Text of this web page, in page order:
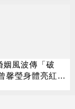
姻風波傳「破
馨瑩身體亮紅燈
驚傳出現轉機